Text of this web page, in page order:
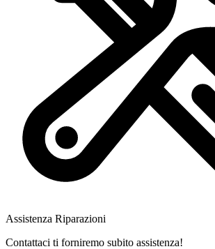
Assistenza Riparazioni
Contattaci ti forniremo subito assistenza!